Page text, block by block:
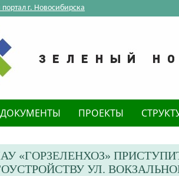
г. Новосибирска
ДОКУМЕНТЫ ПРОЕКТЫ
«ГОРЗЕЛЕНХОЗ»
УЛ.